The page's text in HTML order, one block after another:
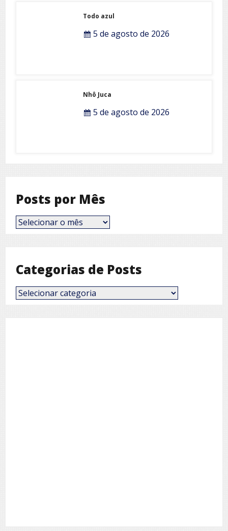
Todo azul
5 de agosto de 2026
Nhô Juca
5 de agosto de 2026
Posts por Mês
Posts
por
Categorias de Posts
Categorias
de